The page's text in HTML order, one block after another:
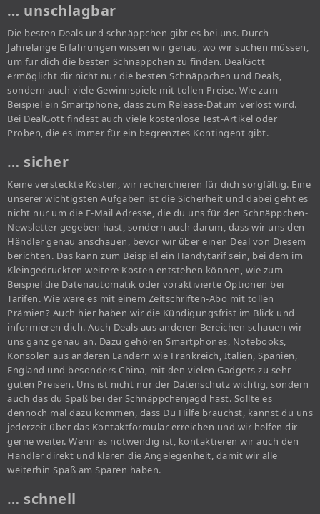
… unschlagbar
Die besten Deals und schnäppchen gibt es bei uns. Durch
Jahrelange Erfahrungen wissen wir genau, wo wir suchen müssen,
um für dich die besten Schnäppchen zu finden. DealGott
ermöglicht dir nicht nur die besten Schnäppchen und Deals,
sondern auch viele Gewinnspiele mit tollen Preise. Wie zum
Beispiel ein Smartphone, dass zum Release-Datum verlost wird.
Bei DealGott findest auch viele kostenlose Test-Artikel oder
Proben, die es immer für ein begrenztes Kontingent gibt.
… sicher
Keine versteckte Kosten, wir recherchieren für dich sorgfältig. Eine
unserer wichtigsten Aufgaben ist die Sicherheit und dabei geht es
nicht nur um die E-Mail Adresse, die du uns für den Schnäppchen-
Newsletter gegeben hast, sondern auch darum, dass wir uns den
Händler genau anschauen, bevor wir über einen Deal von Diesem
berichten. Das kann zum Beispiel ein Handytarif sein, bei dem im
Kleingedruckten weitere Kosten entstehen können, wie zum
Beispiel die Datenautomatik oder voraktivierte Optionen bei
Tarifen. Wie wäre es mit einem Zeitschriften-Abo mit tollen
Prämien? Auch hier haben wir die Kündigungsfrist im Blick und
informieren dich. Auch Deals aus anderen Bereichen schauen wir
uns ganz genau an. Dazu gehören Smartphones, Notebooks,
Konsolen aus anderen Ländern wie Frankreich, Italien, Spanien,
England und besonders China, mit den vielen Gadgets zu sehr
guten Preisen. Uns ist nicht nur der Datenschutz wichtig, sondern
auch das du Spaß bei der Schnäppchenjagd hast. Sollte es
dennoch mal dazu kommen, dass Du Hilfe brauchst, kannst du uns
jederzeit über das Kontaktformular erreichen und wir helfen dir
gerne weiter. Wenn es notwendig ist, kontaktieren wir auch den
Händler direkt und klären die Angelegenheit, damit wir alle
weiterhin Spaß am Sparen haben.
… schnell